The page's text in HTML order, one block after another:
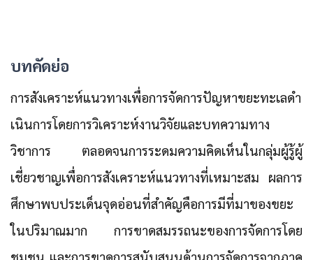
บทคัดย่อ
การสังเคราะห์แนวทางเพื่อการจัดการปัญหาขยะทะเลดำ
เนินการโดยการวิเคราะห์งานวิจัยและบทความทาง
วิชาการ ตลอดจนการระดมความคิดเห็นในกลุ่มผู้รู้ผู้
เชี่ยวชาญเพื่อการสังเคราะห์แนวทางที่เหมาะสม ผลการ
ศึกษาพบประเด็นจุดอ่อนที่สำคัญคือการมีที่มาของขยะ
ในปริมาณมาก การขาดสมรรถนะของการจัดการโดย